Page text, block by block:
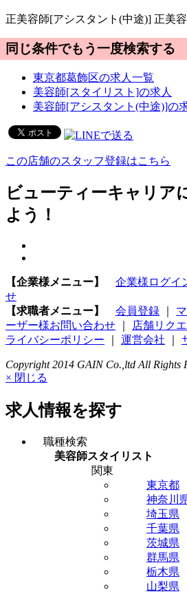
正美容師[アシスタント(中途)] 正美
同じ条件でもう一度検索する
東京都葛飾区の求人一覧
美容師[スタイリスト]の求人
美容師[アシスタント(中途)]の
この店舗のスタッフ登録はこちら
ビューティーキャリア
よう！
【企業様メニュー】 企業様ログイ
せ
【求職者メニュー】
会員登録
ーザー様お問い合わせ
店舗リク
ライバシーポリシー
運営会社
Copyright 2014 GAIN Co.,ltd All Rights
× 閉じる
求人情報を探す
職種検索
美容師スタイリスト
関東
東京都
神奈川
埼玉県
千葉県
茨城県
群馬県
栃木県
山梨県